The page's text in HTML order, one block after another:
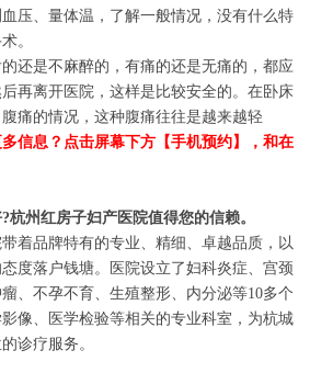
、量体温，了解一般情况，没有什么特
。
是不麻醉的，有痛的还是无痛的，都应
再离开医院，这样是比较安全的。在卧床
痛的情况，这种腹痛往往是越来越轻
信息？点击屏幕下方【手机预约】，和在
杭州红房子妇产医院值得您的信赖。
品牌特有的专业、精细、卓越品质，以
度落户钱塘。医院设立了妇科炎症、宫颈
、不孕不育、生殖整形、内分泌等10多个
像、医学检验等相关的专业科室，为杭城
诊疗服务。